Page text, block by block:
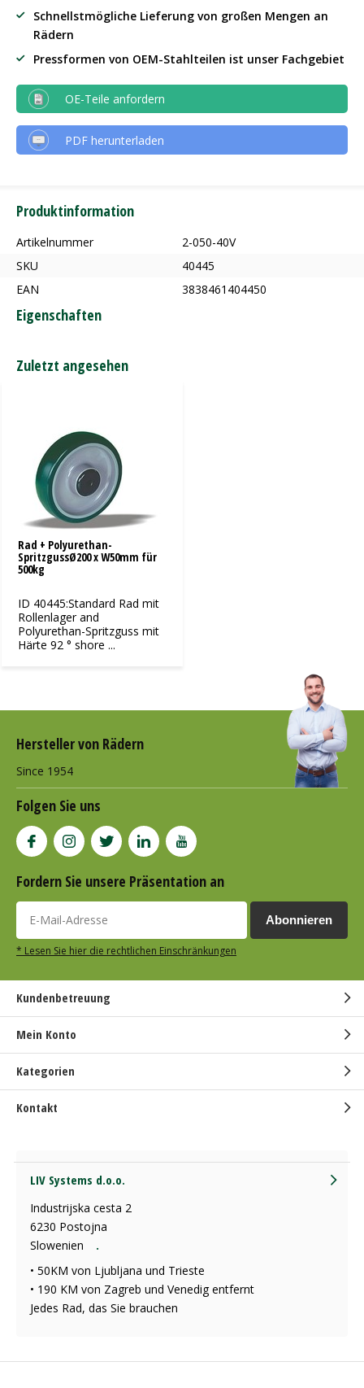
Schnellstmögliche Lieferung von großen Mengen an
Rädern
Pressformen von OEM-Stahlteilen ist unser Fachgebiet
OE-Teile anfordern
PDF herunterladen
Produktinformation
Artikelnummer
2-050-40V
SKU
40445
EAN
3838461404450
Eigenschaften
Zuletzt angesehen
Rad + Polyurethan-
SpritzgussØ200 x W50mm für
500kg
ID 40445:Standard Rad mit
Rollenlager and
Polyurethan-Spritzguss mit
Härte 92 ° shore ...
Hersteller von Rädern
Since 1954
Folgen Sie uns
Fordern Sie unsere Präsentation an
Abonnieren
* Lesen Sie hier die rechtlichen Einschränkungen
Kundenbetreuung
Mein Konto
Kategorien
Kontakt
LIV Systems d.o.o.
Industrijska cesta 2
6230 Postojna
Slowenien
.
• 50KM von Ljubljana und Trieste
• 190 KM von Zagreb und Venedig entfernt
Jedes Rad, das Sie brauchen